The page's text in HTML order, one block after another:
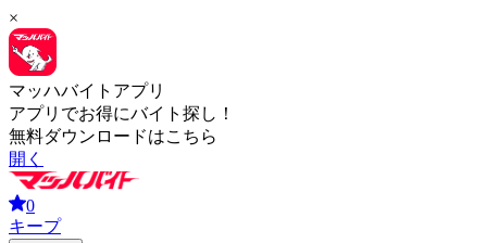
×
マッハバイトアプリ
アプリでお得にバイト探し！
無料ダウンロードはこちら
開く
0
キープ